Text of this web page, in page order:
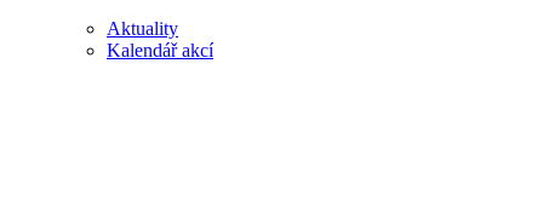
Aktuality
Kalendář akcí